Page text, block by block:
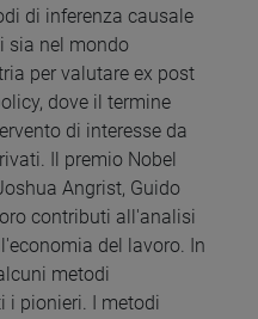
di inferenza causale
sia nel mondo
per valutare ex post
dove il termine
di interesse da
Il premio Nobel
Angrist, Guido
contributi all'analisi
del lavoro. In
metodi
i pionieri. I metodi